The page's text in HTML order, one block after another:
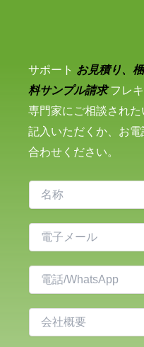
サポート お見積り、
料サンプル請求フレ
専門家にご相談され
記入いただくか、お
合わせください。
称
子
メ
ー
ル
話
社